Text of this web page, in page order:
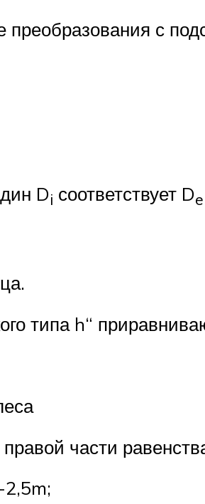
с
Di соответствует De
типа h“
части